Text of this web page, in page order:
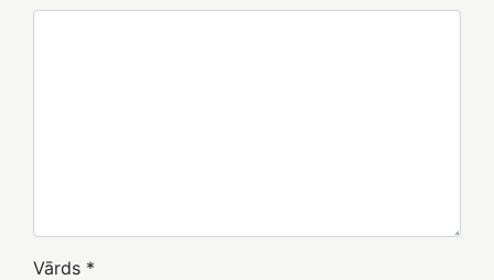
Vārds *